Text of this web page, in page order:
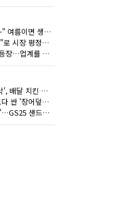
"삐삐리 빠삐코~" 여름이면 생각나는 그 노래
"시간 좀 내주오"로 시장 평정한 하이마트
'빙그레우스'의 등장…업계를 흔든 '세계관' 마케팅
맘스터치 '갓빠삭', 배달 치킨 선입견을 바꿨다
편의점 도시락보다 싼 '장어덮밥'…오뚜기가 해냈다
"끝까지 채웠다"…GS25 샌드위치의 달라진 '속'사정